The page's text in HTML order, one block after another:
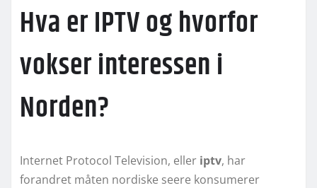
Hva er IPTV og hvorfor
vokser interessen i
Norden?
Internet Protocol Television, eller iptv, har
forandret måten nordiske seere konsumerer